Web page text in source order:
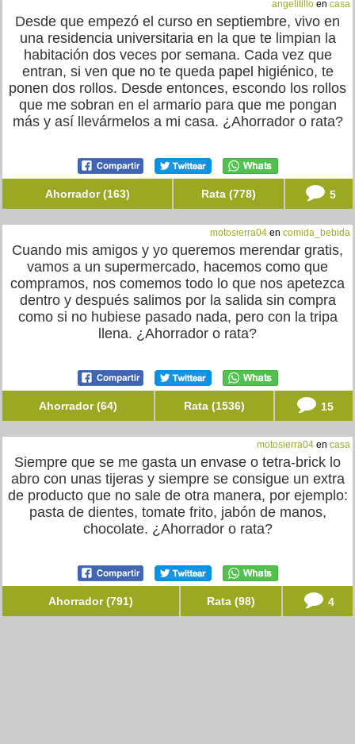
angelitillo en casa
Desde que empezó el curso en septiembre, vivo en
una residencia universitaria en la que te limpian la
habitación dos veces por semana. Cada vez que
entran, si ven que no te queda papel higiénico, te
ponen dos rollos. Desde entonces, escondo los rollos
que me sobran en el armario para que me pongan
más y así llevármelos a mi casa. ¿Ahorrador o rata?
Ahorrador (163) Rata (778) 5
motosierra04 en comida_bebida
Cuando mis amigos y yo queremos merendar gratis,
vamos a un supermercado, hacemos como que
compramos, nos comemos todo lo que nos apetezca
dentro y después salimos por la salida sin compra
como si no hubiese pasado nada, pero con la tripa
llena. ¿Ahorrador o rata?
Ahorrador (64) Rata (1536) 15
motosierra04 en casa
Siempre que se me gasta un envase o tetra-brick lo
abro con unas tijeras y siempre se consigue un extra
de producto que no sale de otra manera, por ejemplo:
pasta de dientes, tomate frito, jabón de manos,
chocolate. ¿Ahorrador o rata?
Ahorrador (791) Rata (98) 4